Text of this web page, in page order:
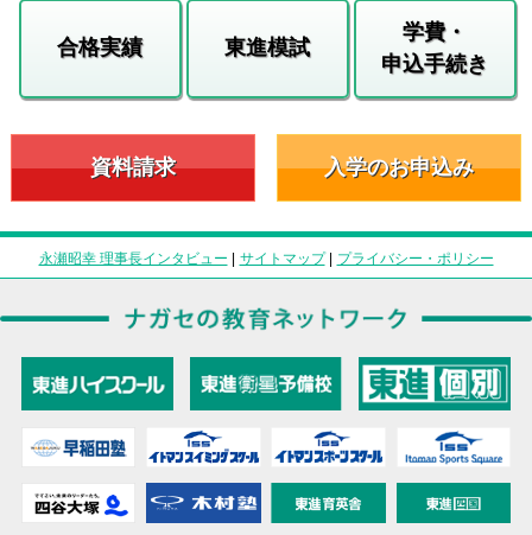
合格実績 東進模試
学費・
申込手続き
資料請求 入学のお申込み
永瀬昭幸 理事長インタビュー | サイトマップ| プライバシー・ポリシー